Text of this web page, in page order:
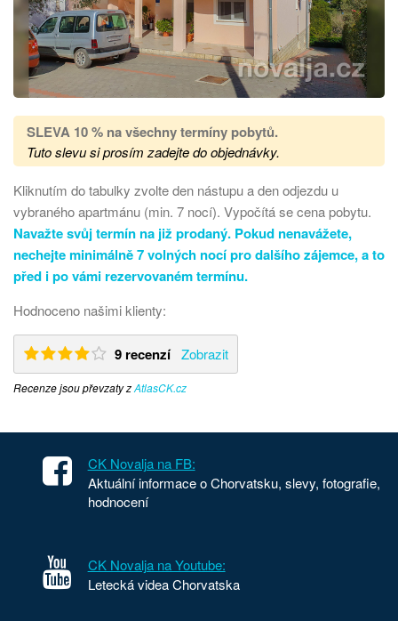
SLEVA 10 % na všechny termíny pobytů.
Tuto slevu si prosím zadejte do objednávky.
Kliknutím do tabulky zvolte den nástupu a den odjezdu u
vybraného apartmánu (min. 7 nocí). Vypočítá se cena pobytu.
Navažte svůj termín na již prodaný. Pokud nenavážete,
nechejte minimálně 7 volných nocí pro dalšího zájemce, a to
před i po vámi rezervovaném termínu.
Hodnoceno našimi klienty:
9 recenzí Zobrazit
Recenze jsou převzaty zAtlasCK.cz
CK Novalja na FB:
Aktuální informace o Chorvatsku, slevy, fotografie,
hodnocení
CK Novalja na Youtube:
Letecká videa Chorvatska